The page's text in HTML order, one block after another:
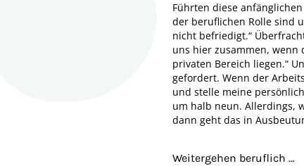
Führten diese
der beruflichen Rolle sind
nicht befriedigt.“
uns hier zusammen, wenn
privaten Bereich liegen.“
gefordert. Wenn der
und stelle meine
um halb neun. Allerdings,
dann geht das in
Weitergehen beruflich …